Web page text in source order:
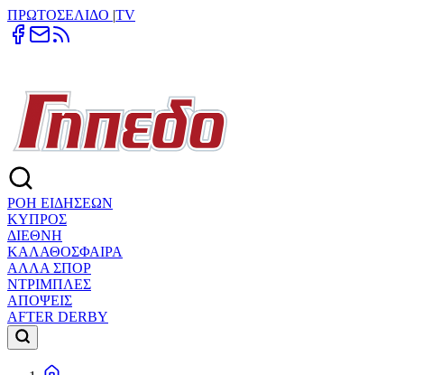
ΠΡΩΤΟΣΕΛΙΔΟ |TV
ΡΟΗ ΕΙΔΗΣΕΩΝ
ΚΥΠΡΟΣ
ΔΙΕΘΝΗ
ΚΑΛΑΘΟΣΦΑΙΡΑ
ΑΛΛΑ ΣΠΟΡ
ΝΤΡΙΜΠΛΕΣ
ΑΠΟΨΕΙΣ
AFTER DERBY